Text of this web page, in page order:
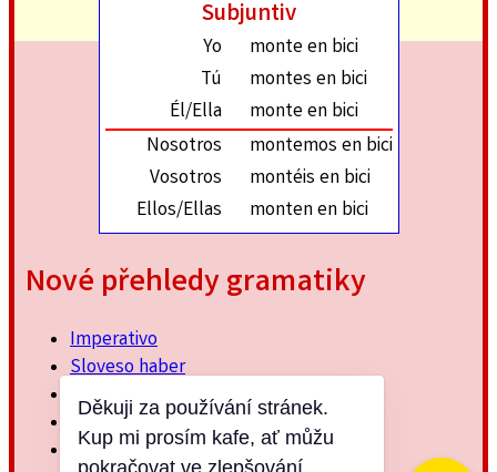
Subjuntiv
Yo
monte en bici
Tú
montes en bici
Él/Ella
monte en bici
Nosotros
montemos en bici
Vosotros
montéis en bici
Ellos/Ellas
monten en bici
Nové přehledy gramatiky
Imperativo
Sloveso haber
Imperfektum
Přítomný subjuntiv
Minulý jednoduchý
Děkuji za používání stránek.
Kup mi prosím kafe, ať můžu
pokračovat ve zlepšování